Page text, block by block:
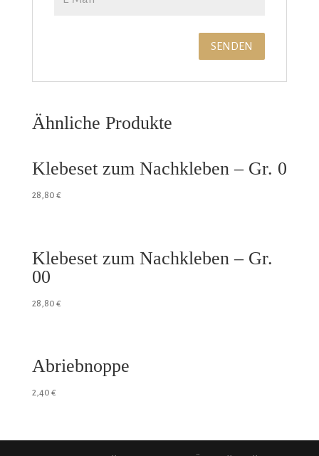
Ähnliche Produkte
Klebeset zum Nachkleben – Gr. 0
28,80 €
Klebeset zum Nachkleben – Gr.
00
28,80 €
Abriebnoppe
2,40 €